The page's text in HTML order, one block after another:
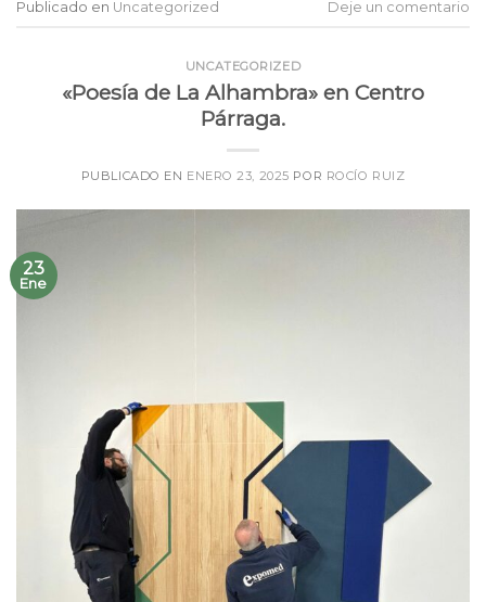
Publicado en Uncategorized Deje un comentario
UNCATEGORIZED
«Poesía de La Alhambra» en Centro
Párraga.
PUBLICADO EN ENERO 23, 2025 POR ROCÍO RUIZ
23
Ene